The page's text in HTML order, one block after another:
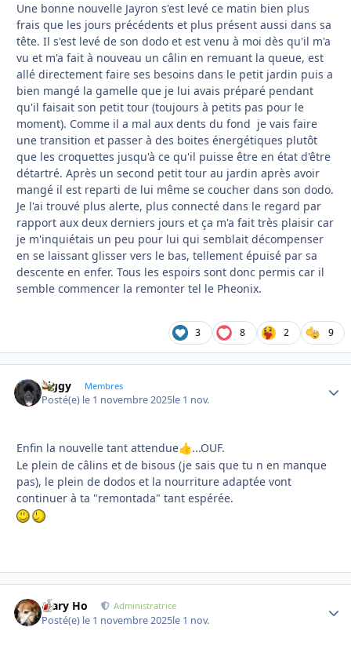
Une bonne nouvelle Jayron s'est levé ce matin bien plus
frais que les jours précédents et plus présent aussi dans sa
tête. Il s'est levé de son dodo et est venu à moi dès qu'il m'a
vu et m'a fait à nouveau un câlin en remuant la queue, est
allé directement faire ses besoins dans le petit jardin puis a
bien mangé la gamelle que je lui avais préparé pendant
qu'il faisait son petit tour (toujours à petits pas pour le
moment). Comme il a mal aux dents du fond je vais faire
une transition et passer à des boites énergétiques plutôt
que les croquettes jusqu'à ce qu'il puisse être en état d'être
détartré. Après un second petit tour au jardin après avoir
mangé il est reparti de lui même se coucher dans son dodo.
Je l'ai trouvé plus alerte, plus connecté dans le regard par
rapport aux deux derniers jours et ça m'a fait très plaisir car
je m'inquiétais un peu pour lui qui semblait décompenser
en se laissant glisser vers le bas, tellement épuisé par sa
descente en enfer. Tous les espoirs sont donc permis car il
semble commencer la remonter tel le Pheonix.
3 8 2 9
Ziggy Membres
Posté(e) le 1 novembre 2025le 1 nov.
Enfin la nouvelle tant attendue👍...OUF.
Le plein de câlins et de bisous (je sais que tu n en manque
pas), le plein de dodos et la nourriture adaptée vont
continuer à ta "remontada" tant espérée.
Mary Ho Administratrice
Posté(e) le 1 novembre 2025le 1 nov.